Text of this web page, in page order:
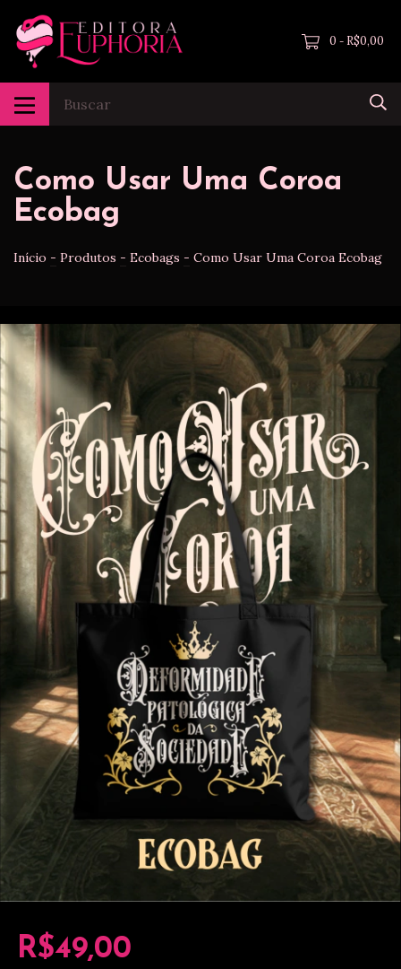
0 - R$0,00
Como Usar Uma Coroa
Ecobag
Início - Produtos - Ecobags - Como Usar Uma Coroa Ecobag
R$49,00